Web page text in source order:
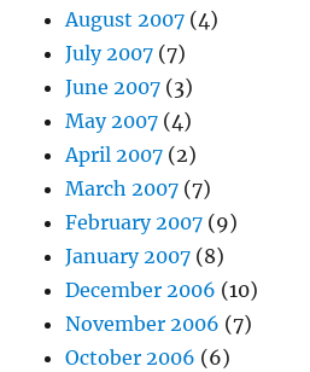
August 2007 (4)
July 2007 (7)
June 2007 (3)
May 2007 (4)
April 2007 (2)
March 2007 (7)
February 2007 (9)
January 2007 (8)
December 2006 (10)
November 2006 (7)
October 2006 (6)